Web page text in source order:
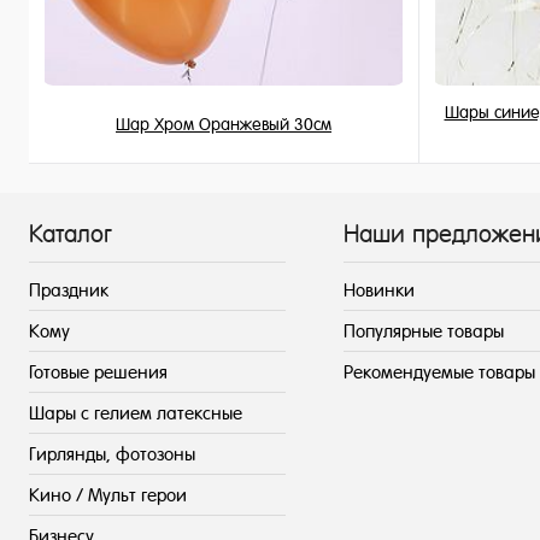
Шар Хром Оранжевый 30см
Шары
Каталог
Праздник
Кому
Готовые решения
Шары с гелием латексные
Гирлянды, фотозоны
Кино / Мульт герои
Бизнесу
Наши
Новинки
Популярные товары
Рекомендуемые товары